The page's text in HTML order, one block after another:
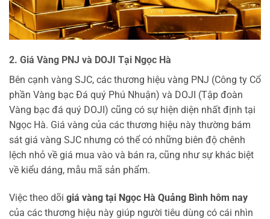
2. Giá Vàng PNJ và DOJI Tại Ngọc Hà
Bên cạnh vàng SJC, các thương hiệu vàng PNJ (Công ty Cổ
phần Vàng bạc Đá quý Phú Nhuận) và DOJI (Tập đoàn
Vàng bạc đá quý DOJI) cũng có sự hiện diện nhất định tại
Ngọc Hà. Giá vàng của các thương hiệu này thường bám
sát giá vàng SJC nhưng có thể có những biên độ chênh
lệch nhỏ về giá mua vào và bán ra, cũng như sự khác biệt
về kiểu dáng, mẫu mã sản phẩm.
Việc theo dõi giá vàng tại Ngọc Hà Quảng Bình hôm nay
của các thương hiệu này giúp người tiêu dùng có cái nhìn